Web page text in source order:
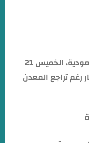
شهدت أسعار الذهب اليوم في السعودية، الخميس 21
رغم تراجع المعدن